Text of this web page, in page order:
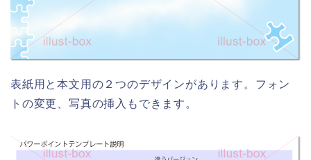
表紙用と本文用の２つのデザインがあります。フォン
トの変更、写真の挿入もできます。